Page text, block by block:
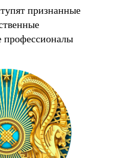
признанные
профессионалы